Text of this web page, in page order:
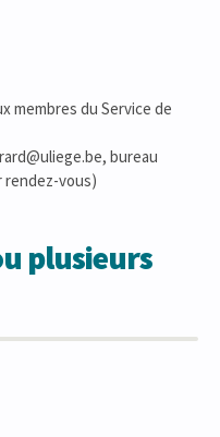
membres du Service de
bureau
rendez-vous)
plusieurs